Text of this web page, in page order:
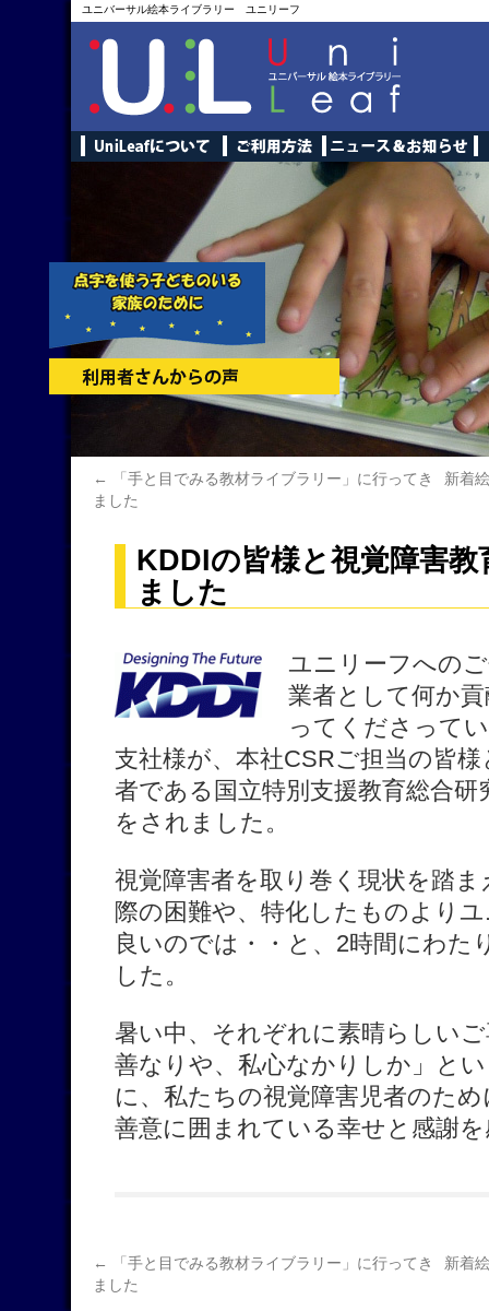
ユニバーサル絵本ライブラリー ユニリーフ
←
「手と目でみる教材ライブラリー」に行ってき
ました
新着
KDDIの皆様と視覚障害
ました
ユニリーフへの
業者として何か
ってくださって
支社様が、本社CSRご担当の皆
者である国立特別支援教育総合研
をされました。
視覚障害者を取り巻く現状を踏
際の困難や、特化したものより
良いのでは・・と、2時間にわた
した。
暑い中、それぞれに素晴らしい
善なりや、私心なかりしか」と
に、私たちの視覚障害児者のた
善意に囲まれている幸せと感謝
←
「手と目でみる教材ライブラリー」に行ってき
ました
新着